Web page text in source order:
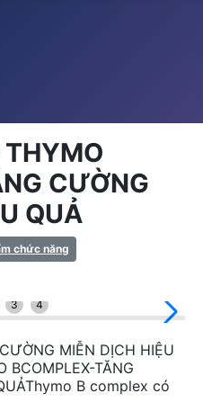
THYMO
CƯỜNG
QUẢ
chức năng
3 4
MIỄN DỊCH HIỆU
BCOMPLEX-TĂNG
B complex có